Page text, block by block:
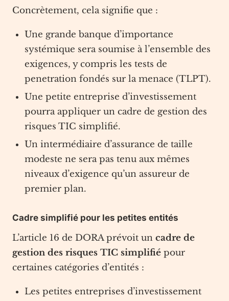
Concrètement, cela signifie que :
Une grande banque d’importance
systémique sera soumise à l’ensemble des
exigences, y compris les tests de
penetration fondés sur la menace (TLPT).
Une petite entreprise d’investissement
pourra appliquer un cadre de gestion des
risques TIC simplifié.
Un intermédiaire d’assurance de taille
modeste ne sera pas tenu aux mêmes
niveaux d’exigence qu’un assureur de
premier plan.
Cadre simplifié pour les petites entités
L’article 16 de DORA prévoit un cadre de
gestion des risques TIC simplifié pour
certaines catégories d’entités :
Les petites entreprises d’investissement